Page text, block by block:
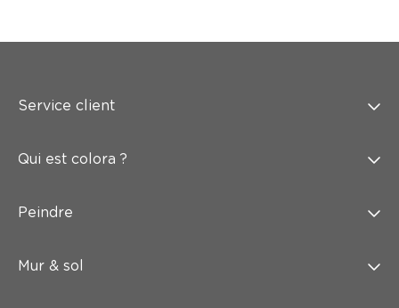
Service client
Qui est colora ?
Peindre
Mur & sol